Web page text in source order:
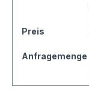
Preis
Anfragemenge